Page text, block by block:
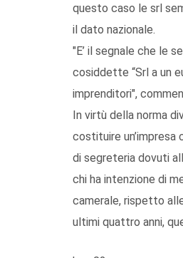
questo caso le srl
il dato nazionale.
"E’ il segnale che le
cosiddette “Srl a un
imprenditori",
In virtù della norma
costituire un’impresa
di segreteria dovuti
chi ha intenzione di
camerale, rispetto
ultimi quattro anni,